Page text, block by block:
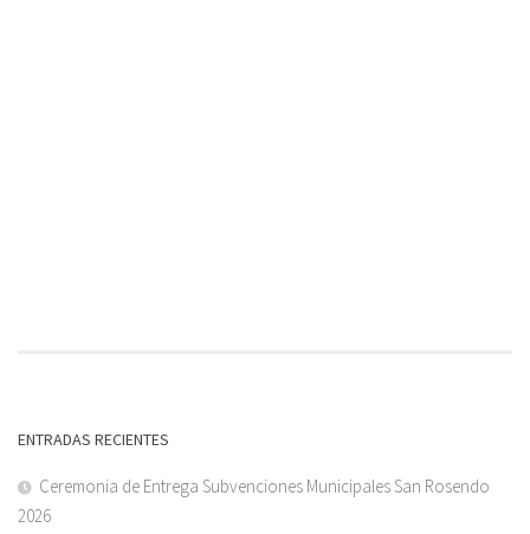
ENTRADAS RECIENTES
Ceremonia de Entrega Subvenciones Municipales San Rosendo
2026